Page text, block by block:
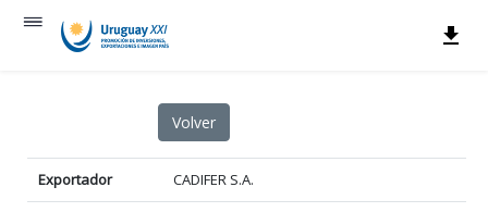
Exportador CADIFER S.A.